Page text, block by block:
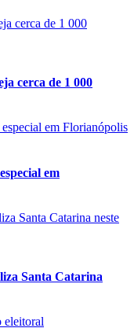
cerca de 1 000
em
Santa Catarina